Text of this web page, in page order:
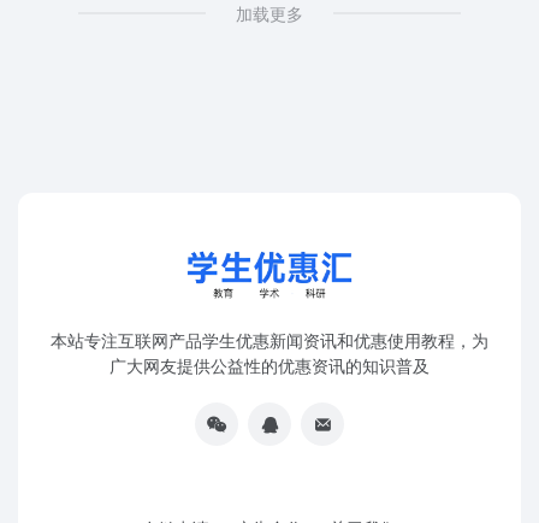
加载更多
本站专注互联网产品学生优惠新闻资讯和优惠使用教程，为
广大网友提供公益性的优惠资讯的知识普及